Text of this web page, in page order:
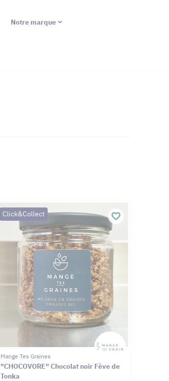
Notre marque
Click&Collect
Mange Tes Graines
"CHOCOVORE" Chocolat noir Fève de
Tonka